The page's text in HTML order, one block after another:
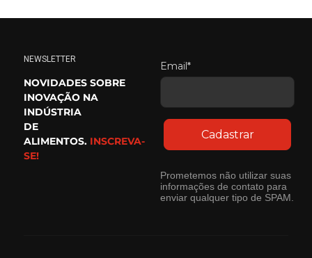
NEWSLETTER
NOVIDADES SOBRE
INOVAÇÃO NA
INDÚSTRIA
DE
ALIMENTOS. INSCREVA-
SE!
Email*
Cadastrar
Prometemos não utilizar suas
informações de contato para
enviar qualquer tipo de SPAM.